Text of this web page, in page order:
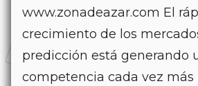
www.zonadeazar.com El
crecimiento de los
predicción está generando
competencia cada vez